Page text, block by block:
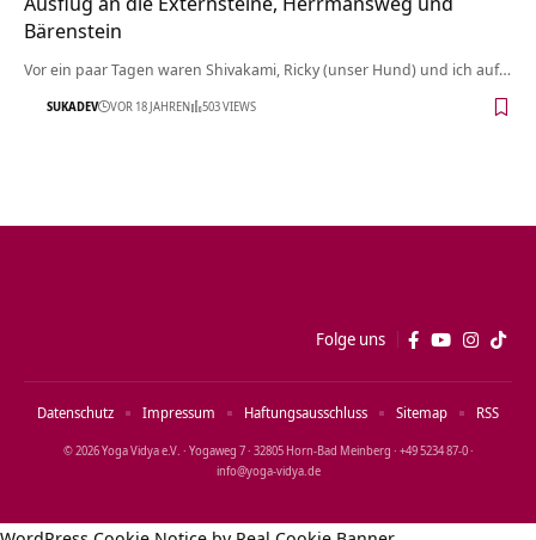
Bärenstein
Vor ein paar Tagen waren Shivakami, Ricky (unser Hund) und ich auf…
SUKADEV VOR 18 JAHREN 503 VIEWS
Folge uns
© 2026 Yoga Vidya e.V. · Yogaweg 7 · 32805 Horn‑Bad Meinberg · +49 5234 87‑0 ·
info@yoga‑vidya.de
Datenschutz Impressum Haftungsausschluss Sitemap RSS